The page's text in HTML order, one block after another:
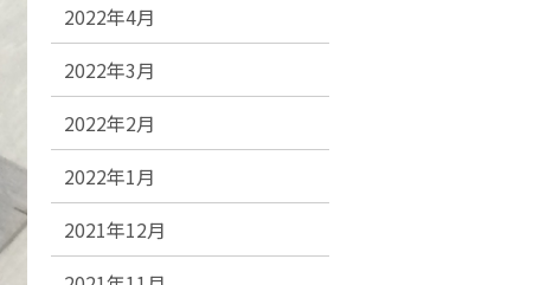
2022年4月
2022年3月
2022年2月
2022年1月
2021年12月